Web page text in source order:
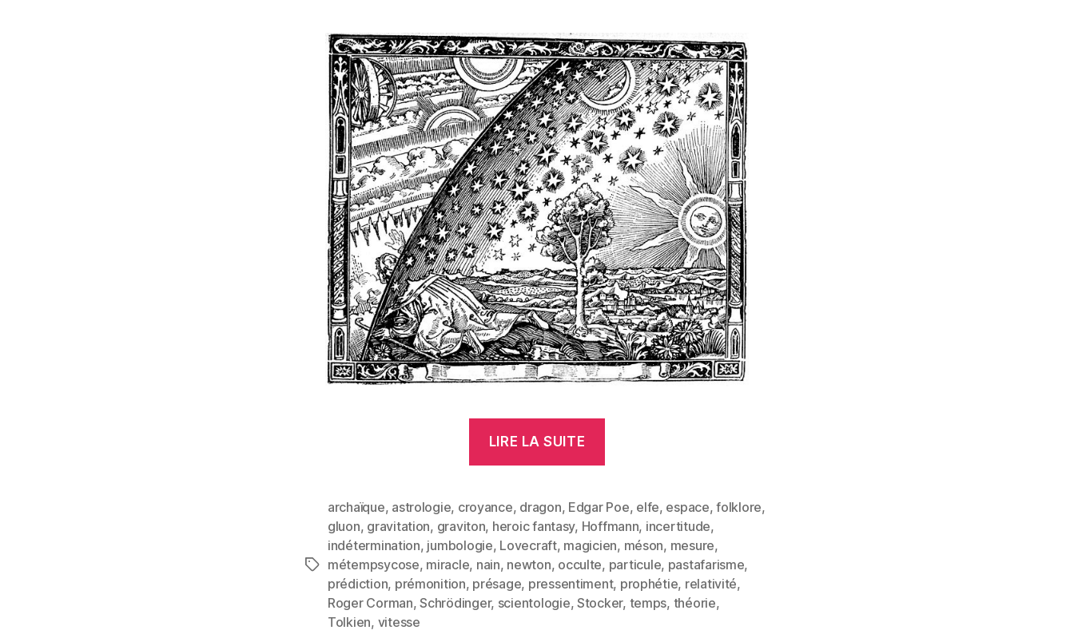
LIRE LA SUITE
Étiquettes
archaïque, astrologie, croyance, dragon, Edgar Poe, elfe, espace,folklore,
gluon, gravitation, graviton, heroic fantasy, Hoffmann, incertitude,
indétermination, jumbologie, Lovecraft, magicien, méson, mesure,
métempsycose, miracle, nain, newton, occulte, particule, pastafarisme,
prédiction, prémonition, présage, pressentiment, prophétie, relativité,
Roger Corman,Schrödinger, scientologie, Stocker, temps, théorie,
Tolkien, vitesse